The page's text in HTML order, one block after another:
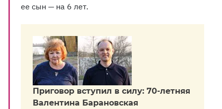
ее сын — на 6 лет.
Приговор вступил в силу: 70-летняя
Валентина Барановская